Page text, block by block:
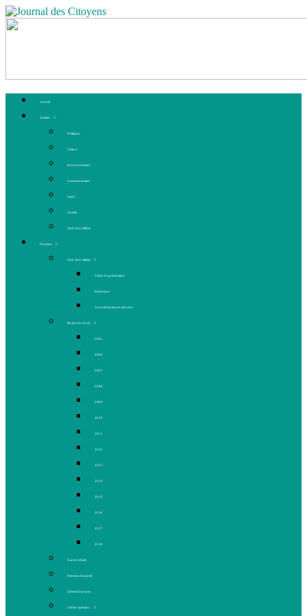
Accueil
Articles
Politique
Culture
Environnement
Communautaire
Santé
Société
Club Ado Média
Dossiers
Club Ado Média
Vidéo de présentation
Historique
Journal des jeunes citoyens
Rivière du Nord
2005
2006
2007
2008
2009
2010
2011
2012
2013
2014
2015
2016
2017
2018
Gaz de schiste
Femmes de parole
Liberté de presse
Cahiers spéciaux